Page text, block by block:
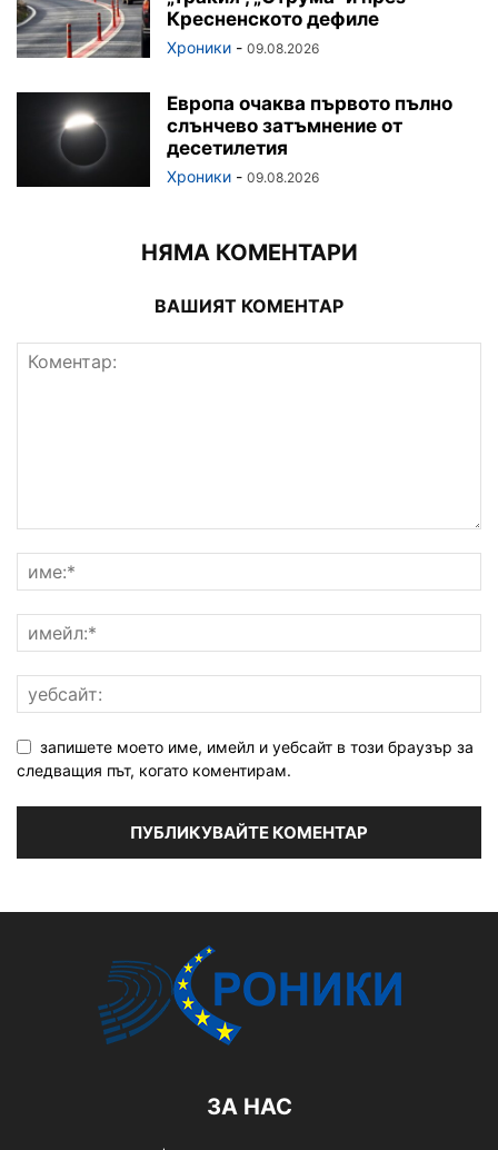
Кресненското дефиле
Хроники - 09.08.2026
Европа очаква първото пълно
слънчево затъмнение от
десетилетия
Хроники - 09.08.2026
НЯМА КОМЕНТАРИ
ВАШИЯТ КОМЕНТАР
запишете моето име, имейл и уебсайт в този браузър за
следващия път, когато коментирам.
ЗА НАС